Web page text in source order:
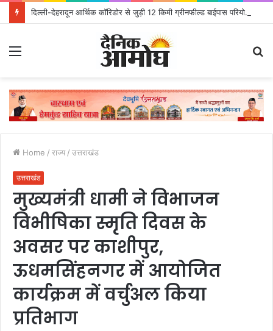
दिल्ली-देहरादून आर्थिक कॉरिडोर से जुड़ी 12 किमी ग्रीनफील्ड बाईपास परियोजना का डीएम ने किया निरीक्षण; समयबद्ध एवं गुणवत्तापूर्ण निर्माण सुनिश्चित करने के निर्देश, सुरक्षा मानकों से कोई समझौता नहींः डीएम
Home / राज्य / उत्तराखंड
उत्तराखंड
मुख्यमंत्री धामी ने विभाजन
विभीषिका स्मृति दिवस के
अवसर पर काशीपुर,
ऊधमसिंहनगर में आयोजित
कार्यक्रम में वर्चुअल किया
प्रतिभाग